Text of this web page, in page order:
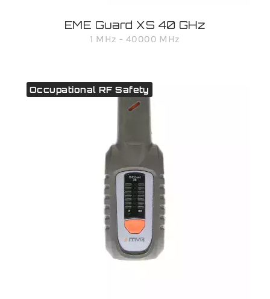
EME Guard XS 40 GHz
1 MHz - 40000 MHz
Occupational RF Safety